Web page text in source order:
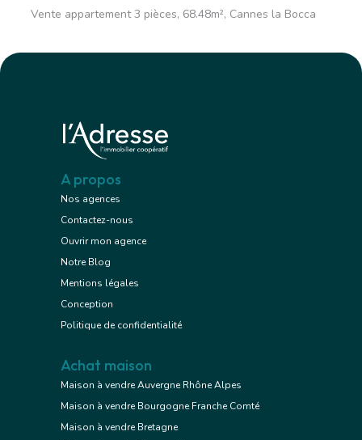
Vente appartement 3 pièces, 68.48m², Cannes la Bocca
A propos
Nos agences
Contactez-nous
Ouvrir mon agence
Notre Blog
Mentions légales
Conception
Politique de confidentialité
Achat maison
Maison à vendre Auvergne Rhône Alpes
Maison à vendre Bourgogne Franche Comté
Maison à vendre Bretagne